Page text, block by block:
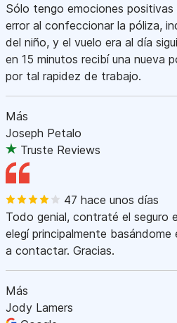
Sólo tengo emociones positivas
error al confeccionar la póliza,
del niño, y el vuelo era al día
en 15 minutos recibí una nueva
por tal rapidez de trabajo.
Más
Joseph Petalo
Truste Reviews
47 hace unos días
Todo genial, contraté el seguro
elegí principalmente basándome
a contactar. Gracias.
Más
Jody Lamers